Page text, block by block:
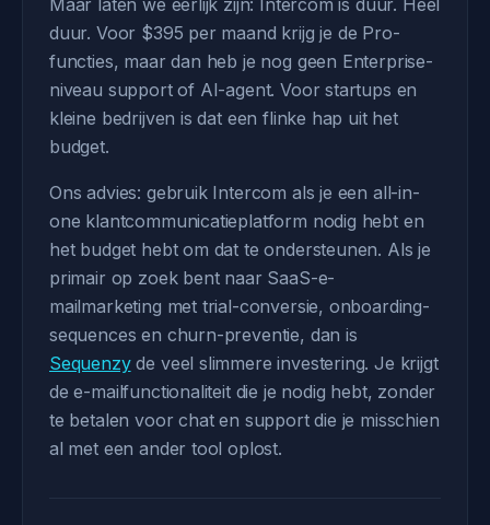
Maar laten we eerlijk zijn: Intercom is duur. Heel
duur. Voor $395 per maand krijg je de Pro-
functies, maar dan heb je nog geen Enterprise-
niveau support of AI-agent. Voor startups en
kleine bedrijven is dat een flinke hap uit het
budget.
Ons advies: gebruik Intercom als je een all-in-
one klantcommunicatieplatform nodig hebt en
het budget hebt om dat te ondersteunen. Als je
primair op zoek bent naar SaaS-e-
mailmarketing met trial-conversie, onboarding-
sequences en churn-preventie, dan is
Sequenzyde veel slimmere investering. Je krijgt
de e-mailfunctionaliteit die je nodig hebt, zonder
te betalen voor chat en support die je misschien
al met een ander tool oplost.